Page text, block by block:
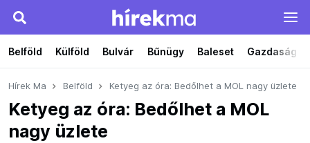
Belföld Külföld Bulvár Bűnügy Baleset Gazdaság
Hírek Ma Belföld Ketyeg az óra: Bedőlhet a MOL nagy üzlete
Ketyeg az óra: Bedőlhet a MOL
nagy üzlete